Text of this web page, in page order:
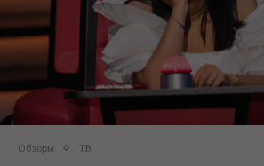
Обзоры ТВ